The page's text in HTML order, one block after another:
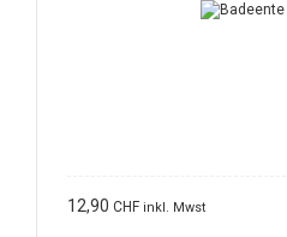
12,90 CHF inkl. Mwst